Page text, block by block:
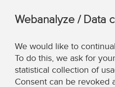
Webanalyze / Data
We would like to
To do this, we ask for
statistical collection of
Consent can be revoked